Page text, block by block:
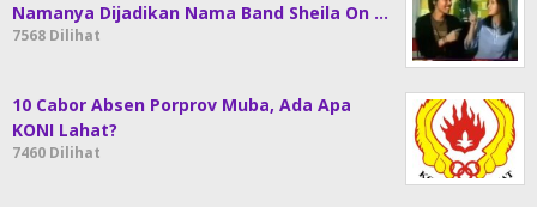
Namanya Dijadikan Nama Band Sheila On …
7568 Dilihat
10 Cabor Absen Porprov Muba, Ada Apa
KONI Lahat?
7460 Dilihat